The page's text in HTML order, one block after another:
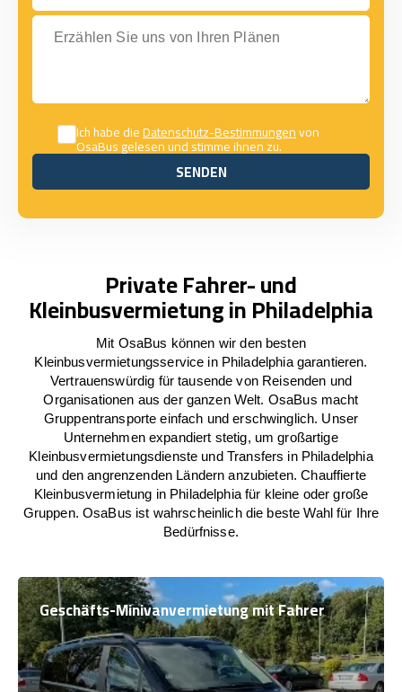
Erzählen Sie uns von Ihren Plänen
Ich habe dieDatenschutz-Bestimmungenvon
OsaBus gelesen und stimme ihnen zu.
SENDEN
SENDEN
Private Fahrer- und
Kleinbusvermietung in Philadelphia
Mit OsaBus können wir den besten
Kleinbusvermietungsservice in Philadelphia garantieren.
Vertrauenswürdig für tausende von Reisenden und
Organisationen aus der ganzen Welt. OsaBus macht
Gruppentransporte einfach und erschwinglich. Unser
Unternehmen expandiert stetig, um großartige
Kleinbusvermietungsdienste und Transfers in Philadelphia
und den angrenzenden Ländern anzubieten. Chauffierte
Kleinbusvermietung in Philadelphia für kleine oder große
Gruppen. OsaBus ist wahrscheinlich die beste Wahl für Ihre
Bedürfnisse.
Geschäfts-Minivanvermietung mit Fahrer